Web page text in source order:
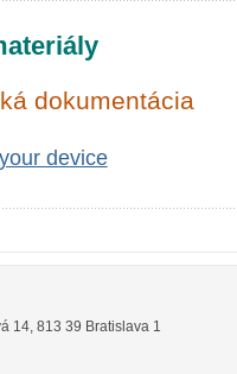
dokumentácia
device
14, 813 39 Bratislava 1